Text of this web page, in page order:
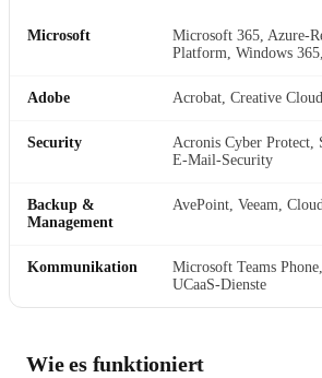
Microsoft
Microsoft 365, Azure-
Platform, Windows
Adobe Acrobat, Creative
Security
Acronis Cyber Protect,
E-Mail-Security
Backup &
Management
AvePoint, Veeam,
Kommunikation
Microsoft Teams
UCaaS-Dienste
Wie es funktioniert